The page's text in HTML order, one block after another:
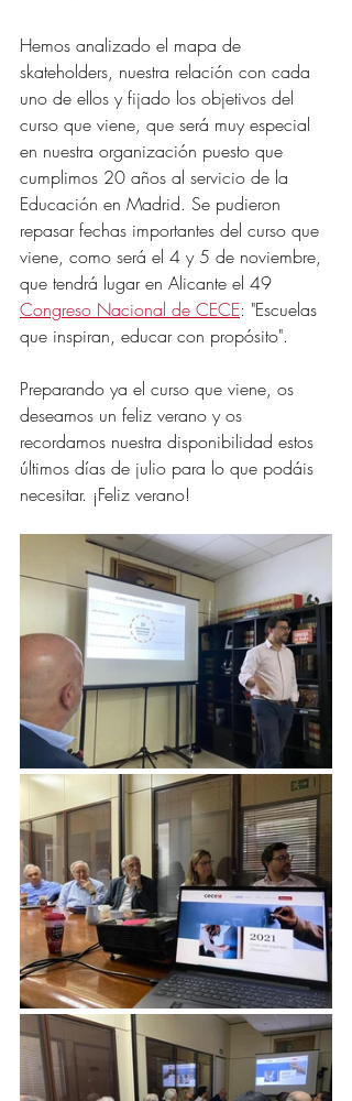
Hemos analizado el mapa de
skateholders, nuestra relación con cada
uno de ellos y fijado los objetivos del
curso que viene, que será muy especial
en nuestra organización puesto que
cumplimos 20 años al servicio de la
Educación en Madrid. Se pudieron
repasar fechas importantes del curso que
viene, como será el 4 y 5 de noviembre,
que tendrá lugar en Alicante el 49
Congreso Nacional de CECE: "Escuelas
que inspiran, educar con propósito".
Preparando ya el curso que viene, os
deseamos un feliz verano y os
recordamos nuestra disponibilidad estos
últimos días de julio para lo que podáis
necesitar. ¡Feliz verano!